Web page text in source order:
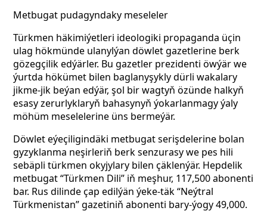
Metbugat pudagyndaky meseleler
Türkmen häkimiýetleri ideologiki propaganda üçin
ulag hökmünde ulanylýan döwlet gazetlerine berk
gözegçilik edýärler. Bu gazetler prezidenti öwýär we
ýurtda hökümet bilen baglanyşykly dürli wakalary
jikme-jik beýan edýär, şol bir wagtyň özünde halkyň
esasy zerurlyklaryň bahasynyň ýokarlanmagy ýaly
möhüm meselelerine üns bermeýär.
Döwlet eýeçiligindäki metbugat serişdelerine bolan
gyzyklanma neşirleriň berk senzurasy we pes hili
sebäpli türkmen okyjylary bilen çäklenýär. Hepdelik
metbugat “Türkmen Dili” iň meşhur, 117,500 abonenti
bar. Rus dilinde çap edilýän ýeke-täk “Neýtral
Türkmenistan” gazetiniň abonenti bary-ýogy 49,000.